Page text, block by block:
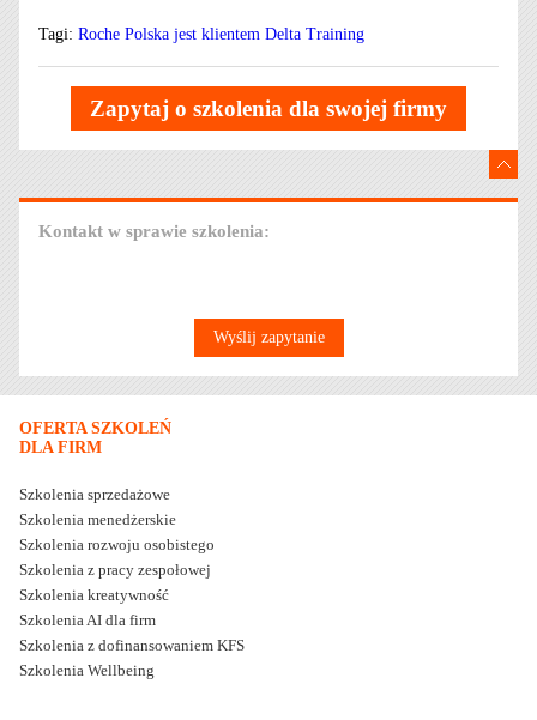
Tagi: Roche Polska jest klientem Delta Training
Zapytaj o szkolenia dla swojej firmy
Kontakt w sprawie szkolenia:
Wyślij zapytanie
OFERTA SZKOLEŃ
DLA FIRM
Szkolenia sprzedażowe
Szkolenia menedżerskie
Szkolenia rozwoju osobistego
Szkolenia z pracy zespołowej
Szkolenia kreatywność
Szkolenia AI dla firm
Szkolenia z dofinansowaniem KFS
Szkolenia Wellbeing